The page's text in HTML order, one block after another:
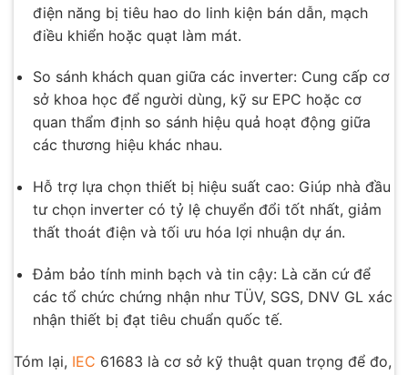
điện năng bị tiêu hao do linh kiện bán dẫn, mạch
điều khiển hoặc quạt làm mát.
So sánh khách quan giữa các inverter: Cung cấp cơ
sở khoa học để người dùng, kỹ sư EPC hoặc cơ
quan thẩm định so sánh hiệu quả hoạt động giữa
các thương hiệu khác nhau.
Hỗ trợ lựa chọn thiết bị hiệu suất cao: Giúp nhà đầu
tư chọn inverter có tỷ lệ chuyển đổi tốt nhất, giảm
thất thoát điện và tối ưu hóa lợi nhuận dự án.
Đảm bảo tính minh bạch và tin cậy: Là căn cứ để
các tổ chức chứng nhận như TÜV, SGS, DNV GL xác
nhận thiết bị đạt tiêu chuẩn quốc tế.
Tóm lại, IEC 61683 là cơ sở kỹ thuật quan trọng để đo,